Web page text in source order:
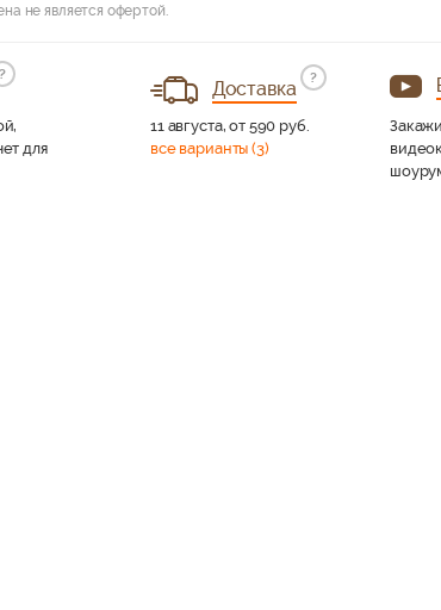
не является офертой.
?
для
Доставка
?
11 августа, от 590 руб.
все варианты (3)